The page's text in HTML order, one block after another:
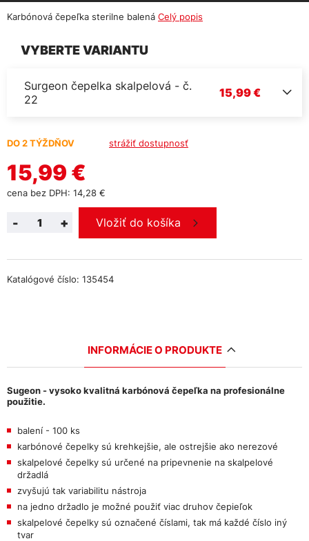
Karbónová čepeľka sterilne balená Celý popis
VYBERTE VARIANTU
Surgeon čepelka skalpelová - č.
22
15,99 €
DO 2 TÝŽDŇOV strážiť dostupnosť
15,99 €
cena bez DPH: 14,28 €
+
- Vložiť do košíka
Katalógové číslo: 135454
INFORMÁCIE O PRODUKTE
Sugeon - vysoko kvalitná karbónová čepeľka na profesionálne
použitie.
balení - 100 ks
karbónové čepelky sú krehkejšie, ale ostrejšie ako nerezové
skalpelové čepelky sú určené na pripevnenie na skalpelové
držadlá
zvyšujú tak variabilitu nástroja
na jedno držadlo je možné použiť viac druhov čepieľok
skalpelové čepelky sú označené číslami, tak má každé číslo iný
tvar